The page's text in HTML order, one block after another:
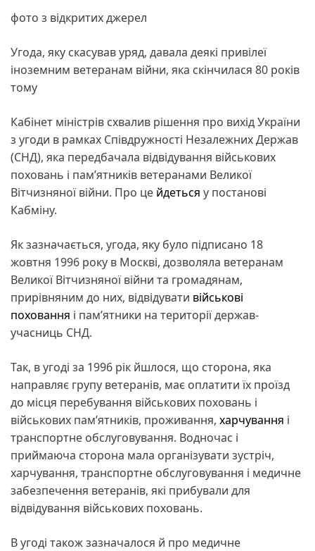
фото з відкритих джерел
Угода, яку скасував уряд, давала деякі привілеї
іноземним ветеранам війни, яка скінчилася 80 років
тому
Кабінет міністрів схвалив рішення про вихід України
з угоди в рамках Співдружності Незалежних Держав
(СНД), яка передбачала відвідування військових
поховань і пам’ятників ветеранами Великої
Вітчизняної війни. Про це йдеться у постанові
Кабміну.
Як зазначається, угода, яку було підписано 18
жовтня 1996 року в Москві, дозволяла ветеранам
Великої Вітчизняної війни та громадянам,
прирівняним до них, відвідувати військові
поховання і пам’ятники на території держав-
учасниць СНД.
Так, в угоді за 1996 рік йшлося, що сторона, яка
направляє групу ветеранів, має оплатити їх проїзд
до місця перебування військових поховань і
військових пам’ятників, проживання, харчування і
транспортне обслуговування. Водночас і
приймаюча сторона мала організувати зустріч,
харчування, транспортне обслуговування і медичне
забезпечення ветеранів, які прибували для
відвідування військових поховань.
В угоді також зазначалося й про медичне